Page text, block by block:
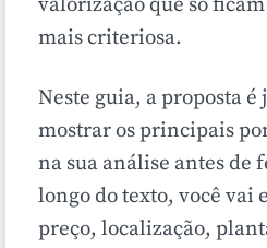
mais criteriosa.
Neste guia, a proposta é
mostrar os principais
na sua análise antes de
longo do texto, você vai
preço, localização,